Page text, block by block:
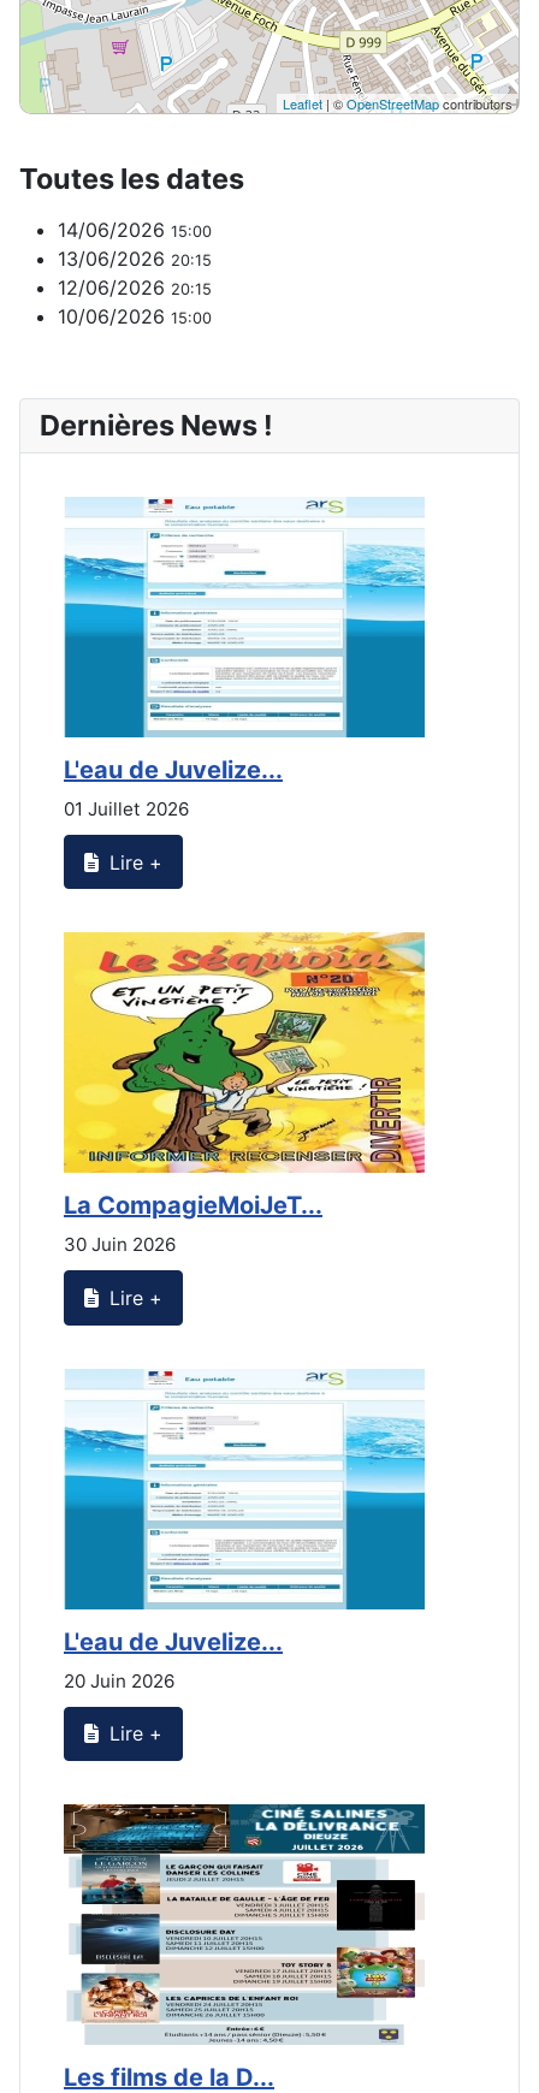
Leaflet| ©OpenStreetMapcontributors
Toutes les dates
14/06/2026 15:00
13/06/2026 20:15
12/06/2026 20:15
10/06/2026 15:00
Dernières News !
L'eau de Juvelize...
01 Juillet 2026
Lire +
La CompagieMoiJeT...
30 Juin 2026
Lire +
L'eau de Juvelize...
20 Juin 2026
Lire +
Les films de la D...